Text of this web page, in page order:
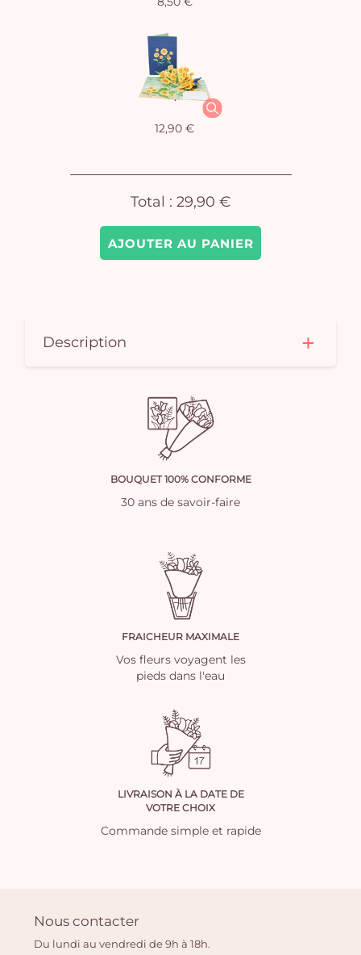
AJOUTER AU PANIER
12,90 €
Total : 29,90 €
Description
BOUQUET 100% CONFORME
30 ans de savoir-faire
FRAICHEUR MAXIMALE
Vos fleurs voyagent les
pieds dans l'eau
LIVRAISON À LA DATE DE
VOTRE CHOIX
Commande simple et rapide
Nous contacter
Du lundi au vendredi de 9h à 18h.